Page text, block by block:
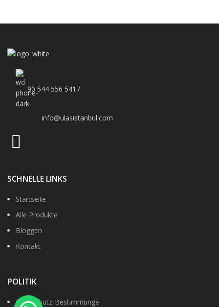
90 544 556 5417
info@ulasistanbul.com
SCHNELLE LINKS
Startseite
Alle Produkte
Bloggen
Kontakt
POLITIK
Datenshutz-Bestimmunge